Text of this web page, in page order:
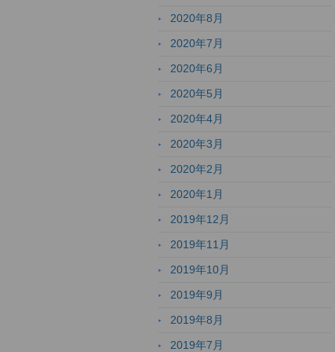
2020年8月
2020年7月
2020年6月
2020年5月
2020年4月
2020年3月
2020年2月
2020年1月
2019年12月
2019年11月
2019年10月
2019年9月
2019年8月
2019年7月